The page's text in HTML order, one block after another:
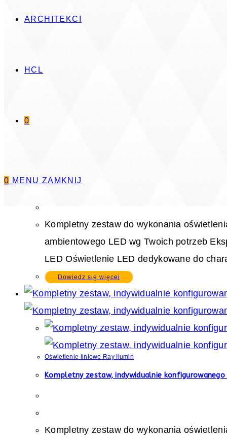
ARCHITEKCI
HCL
0
0 MENU ZAMKNIJ
Kompletny zestaw do wykonania
ambientowego LED wg Twoich potrzeb
LED Oświetlenie LED dedykowane do
Dowiedz się więcej
Oświetlenie liniowe Ray Ilumin
Kompletny zestaw, indywidualnie konfigurowanego
Kompletny zestaw do wykonania